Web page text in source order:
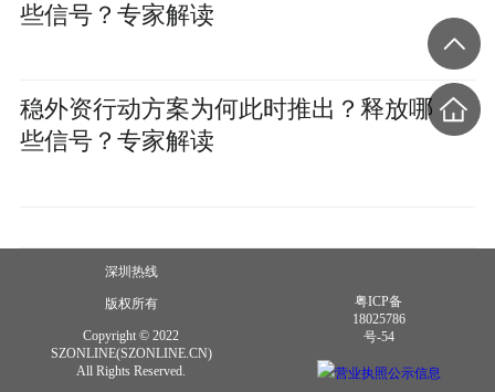
些信号？专家解读
稳外资行动方案为何此时推出？释放哪
些信号？专家解读
深圳热线
版权所有
Copyright © 2022
SZONLINE(SZONLINE.CN)
All Rights Reserved.
粤ICP备
18025786
号-54
营业执照公示信息